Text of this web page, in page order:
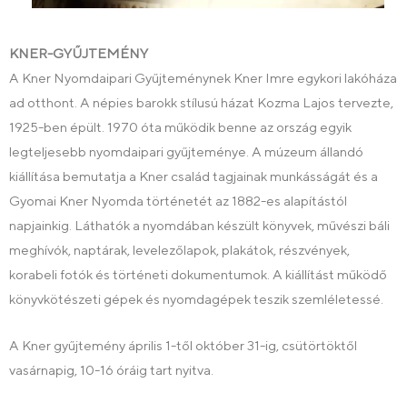
KNER-GYŰJTEMÉNY
A Kner Nyomdaipari Gyűjteménynek Kner Imre egykori lakóháza
ad otthont. A népies barokk stílusú házat Kozma Lajos tervezte,
1925-ben épült. 1970 óta működik benne az ország egyik
legteljesebb nyomdaipari gyűjteménye. A múzeum állandó
kiállítása bemutatja a Kner család tagjainak munkásságát és a
Gyomai Kner Nyomda történetét az 1882-es alapítástól
napjainkig. Láthatók a nyomdában készült könyvek, művészi báli
meghívók, naptárak, levelezőlapok, plakátok, részvények,
korabeli fotók és történeti dokumentumok. A kiállítást működő
könyvkötészeti gépek és nyomdagépek teszik szemléletessé.
A Kner gyűjtemény április 1-től október 31-ig, csütörtöktől
vasárnapig, 10-16 óráig tart nyitva.